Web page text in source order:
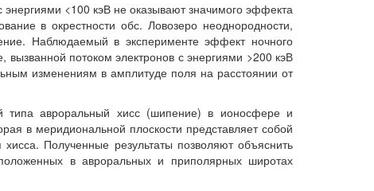
<100 кэВ не оказывают значимого эффекта
в окрестности обс. Ловозеро неоднородности,
Наблюдаемый в эксперименте эффект ночного
потоком электронов с энергиями >200 кэВ
изменениям в амплитуде поля на расстоянии от
типа авроральный хисс (шипение) в ионосфере и
в меридиональной плоскости представляет собой
Полученные результаты позволяют объяснить
в авроральных и приполярных широтах